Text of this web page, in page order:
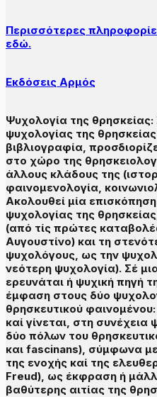
Περισσότερες
εδώ.
Εκδόσεις Αρμός
Ψυχολογία της
ψυχολογίας της
βιβλιογραφία,
στο χώρο της
άλλους κλάδους της
φαινομενολογία,
Ακολουθεί μία
ψυχολογίας της
(από τίς πρώτες
Αυγουστίνο) και τη
ψυχολόγους, ως την
νεότερη ψυχολογία). Σέ
ερευνάται ή ψυχική πηγή
έμφαση στους δύο
θρησκευτικού
καί γίνεται, στη
δύο πόλων του
και fascinans), σύμφωνα
της ενοχής καί της
Freud), ως έκφραση ή
βαθύτερης αιτίας της